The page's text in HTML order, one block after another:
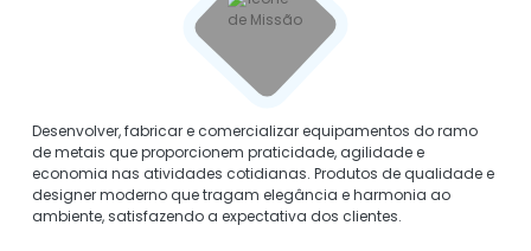
Desenvolver, fabricar e comercializar equipamentos do ramo
de metais que proporcionem praticidade, agilidade e
economia nas atividades cotidianas. Produtos de qualidade e
designer moderno que tragam elegância e harmonia ao
ambiente, satisfazendo a expectativa dos clientes.